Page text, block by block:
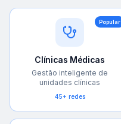
Popular
Clínicas Médicas
Gestão inteligente de
unidades clínicas
45+ redes